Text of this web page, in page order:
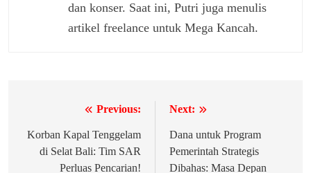
dan konser. Saat ini, Putri juga menulis
artikel freelance untuk Mega Kancah.
pos
Previous:
Korban Kapal Tenggelam
di Selat Bali: Tim SAR
Perluas Pencarian!
Next:
Dana untuk Program
Pemerintah Strategis
Dibahas: Masa Depan